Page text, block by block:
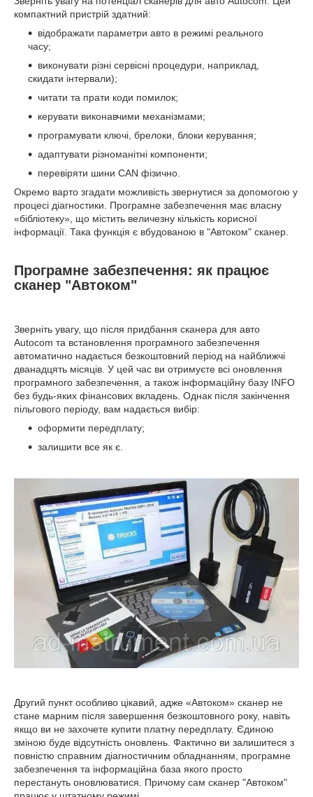
компактний пристрій здатний:
відображати параметри авто в режимі реального
часу;
виконувати різні сервісні процедури, наприклад,
скидати інтервали);
читати та прати коди помилок;
керувати виконавчими механізмами;
програмувати ключі, брелоки, блоки керування;
адаптувати різноманітні компоненти;
перевіряти шини CAN фізично.
Окремо варто згадати можливість звернутися за допомогою у
процесі діагностики. Програмне забезпечення має власну
«бібліотеку», що містить величезну кількість корисної
інформації. Така функція є вбудованою в "Автоком" сканер.
Програмне забезпечення: як працює
сканер "Автоком"
Зверніть увагу, що після придбання сканера для авто
Autocom та встановлення програмного забезпечення
автоматично надається безкоштовний період на найближчі
дванадцять місяців. У цей час ви отримуєте всі оновлення
програмного забезпечення, а також інформаційну базу INFO
без будь-яких фінансових вкладень. Однак після закінчення
пільгового періоду, вам надається вибір:
оформити передплату;
залишити все як є.
Другий пункт особливо цікавий, адже «Автоком» сканер не
стане марним після завершення безкоштовного року, навіть
якщо ви не захочете купити платну передплату. Єдиною
зміною буде відсутність оновлень. Фактично ви залишитеся з
повністю справним діагностичним обладнанням, програмне
забезпечення та інформаційна база якого просто
перестануть оновлюватися. Причому сам сканер "Автоком"